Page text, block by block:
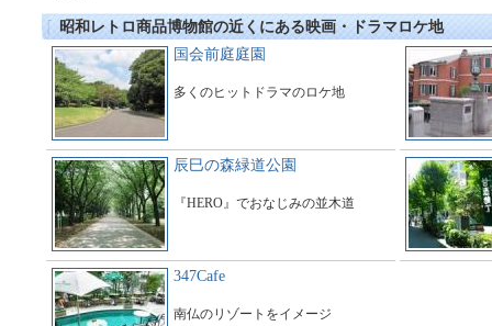
昭和レトロ商品博物館の近くにある映画・ドラマロケ地
国会前庭庭園
多くのヒットドラマのロケ地
辰巳の森緑道公園
『HERO』でおなじみの並木道
347Cafe
南仏のリゾートをイメージ